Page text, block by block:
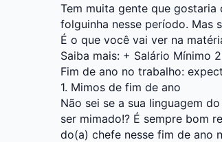
Tem muita gente que gostaria
folguinha nesse período. Mas
É o que você vai ver na
Saiba mais: + Salário Mínimo
Fim de ano no trabalho:
1. Mimos de fim de ano
Não sei se a sua linguagem
ser mimado!? É sempre bom
do(a) chefe nesse fim de ano